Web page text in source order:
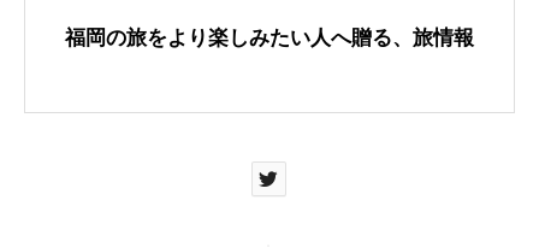
福岡の旅をより楽しみたい人へ贈る、旅情報